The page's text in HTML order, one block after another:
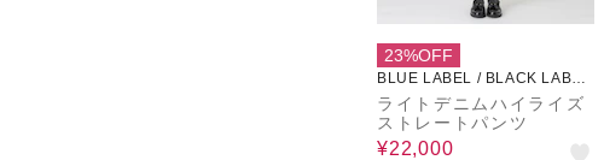
23%OFF
BLUE LABEL / BLACK LABEL
CRESTBRIDGE
ライトデニムハイライズ
ストレートパンツ
¥22,000